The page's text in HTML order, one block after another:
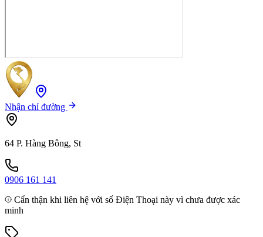
Nhận chỉ đường
64 P. Hàng Bông, St
0906 161 141
Cẩn thận khi liên hệ với số Điện Thoại này vì chưa được xác
minh